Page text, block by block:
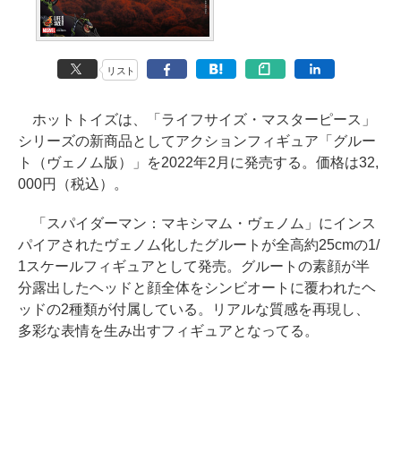
リスト
ホットトイズは、「ライフサイズ・マスターピース」
シリーズの新商品としてアクションフィギュア「グルー
ト（ヴェノム版）」を2022年2月に発売する。価格は32,
000円（税込）。
「スパイダーマン：マキシマム・ヴェノム」にインス
パイアされたヴェノム化したグルートが全高約25cmの1/
1スケールフィギュアとして発売。グルートの素顔が半
分露出したヘッドと顔全体をシンビオートに覆われたヘ
ッドの2種類が付属している。リアルな質感を再現し、
多彩な表情を生み出すフィギュアとなってる。